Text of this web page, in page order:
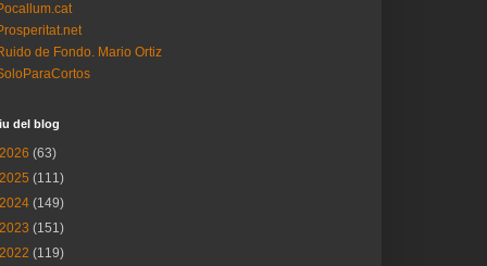
de Fondo. Mario Ortiz
del blog
2026 (63)
2025 (111)
2024 (149)
2023 (151)
2022 (119)